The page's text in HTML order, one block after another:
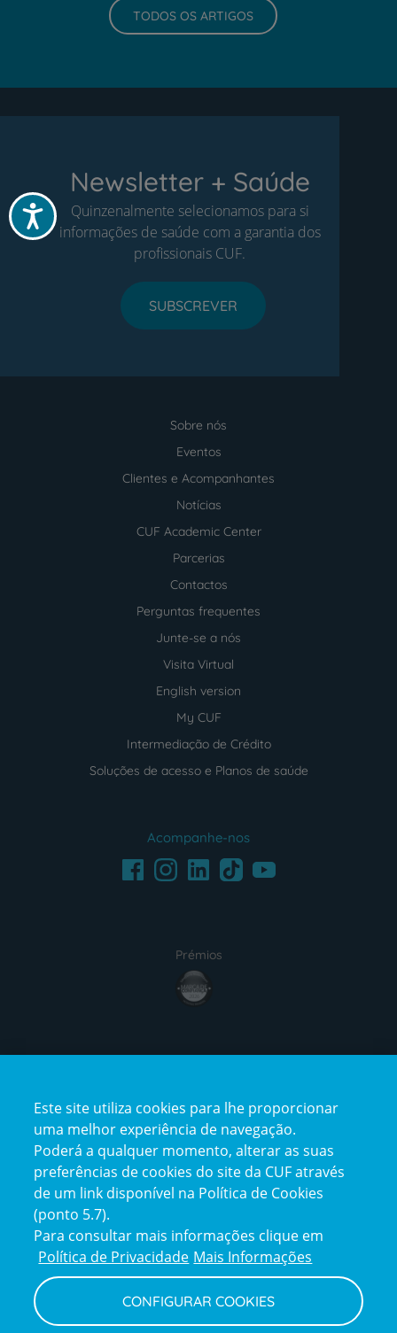
Acessibilidade
TODOS OS ARTIGOS
Newsletter + Saúde
Quinzenalmente selecionamos para si
informações de saúde com a garantia dos
profissionais CUF.
SUBSCREVER
Sobre nós
Eventos
Clientes e Acompanhantes
Notícias
CUF Academic Center
Parcerias
Contactos
Perguntas frequentes
Junte-se a nós
Visita Virtual
English version
My CUF
Intermediação de Crédito
Soluções de acesso e Planos de saúde
Acompanhe-nos
FacebookInstagramLinkedInTikTokYoutube
Prémios
award4
certification2certification3
Reclamações
e
elogios
Este site utiliza cookies para lhe proporcionar
uma melhor experiência de navegação.
Poderá a qualquer momento, alterar as suas
preferências de cookies do site da CUF através
de um link disponível na Política de Cookies
(ponto 5.7).
Para consultar mais informações clique em
Política de Privacidade Mais Informações
CONFIGURAR COOKIES